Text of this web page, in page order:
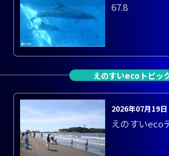
67.8
えのすいecoトピッ
2026年07月19日
えのすいeco